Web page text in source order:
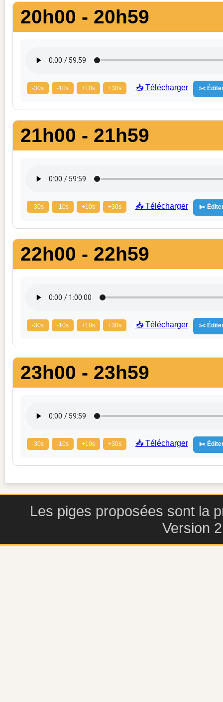
20h00 - 20h59
-30s -10s +10s +30s 📥 Télécharger ✂️
21h00 - 21h59
-30s -10s +10s +30s 📥 Télécharger ✂️
22h00 - 22h59
-30s -10s +10s +30s 📥 Télécharger ✂️
23h00 - 23h59
-30s -10s +10s +30s 📥 Télécharger ✂️
Les piges proposées sont la
Version